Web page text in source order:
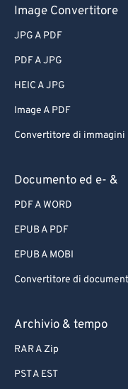
Image Convertitore
JPG A PDF
PDF A JPG
HEIC A JPG
Image A PDF
Convertitore di immagini
Documento ed e- &
PDF A WORD
EPUB A PDF
EPUB A MOBI
Convertitore di
Archivio & tempo
RAR A Zip
PST A EST